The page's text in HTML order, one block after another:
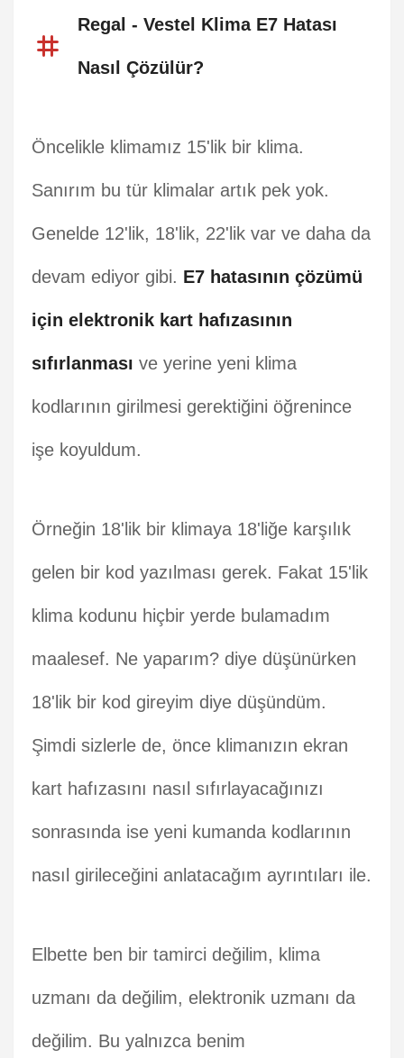
Regal - Vestel Klima E7 Hatası
Nasıl Çözülür?
Öncelikle klimamız 15'lik bir klima.
Sanırım bu tür klimalar artık pek yok.
Genelde 12'lik, 18'lik, 22'lik var ve daha da
devam ediyor gibi. E7 hatasının çözümü
için elektronik kart hafızasının
sıfırlanması ve yerine yeni klima
kodlarının girilmesi gerektiğini öğrenince
işe koyuldum.
Örneğin 18'lik bir klimaya 18'liğe karşılık
gelen bir kod yazılması gerek. Fakat 15'lik
klima kodunu hiçbir yerde bulamadım
maalesef. Ne yaparım? diye düşünürken
18'lik bir kod gireyim diye düşündüm.
Şimdi sizlerle de, önce klimanızın ekran
kart hafızasını nasıl sıfırlayacağınızı
sonrasında ise yeni kumanda kodlarının
nasıl girileceğini anlatacağım ayrıntıları ile.
Elbette ben bir tamirci değilim, klima
uzmanı da değilim, elektronik uzmanı da
değilim. Bu yalnızca benim